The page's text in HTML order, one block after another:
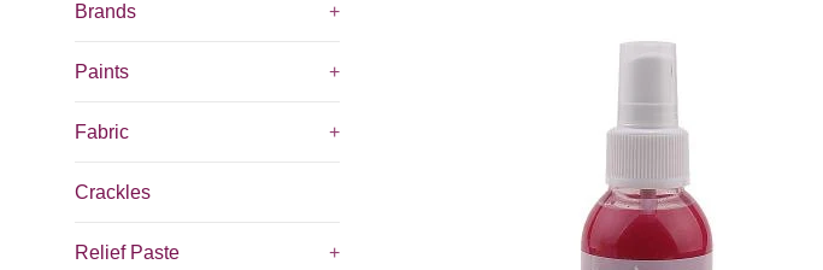
Brands +
Paints +
Fabric +
Crackles
Relief Paste +